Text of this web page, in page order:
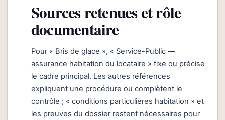
Sources retenues et rôle
documentaire
Pour « Bris de glace », « Service-Public —
assurance habitation du locataire » fixe ou précise
le cadre principal. Les autres références
expliquent une procédure ou complètent le
contrôle ; « conditions particulières habitation » et
les preuves du dossier restent nécessaires pour